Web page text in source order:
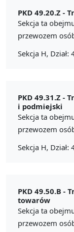
PKD 49.20.Z -
Sekcja ta
przewozem
Sekcja H,
PKD 49.31.Z -
i podmiejski
Sekcja ta
przewozem
Sekcja H,
PKD 49.50.B -
towarów
Sekcja ta
przewozem